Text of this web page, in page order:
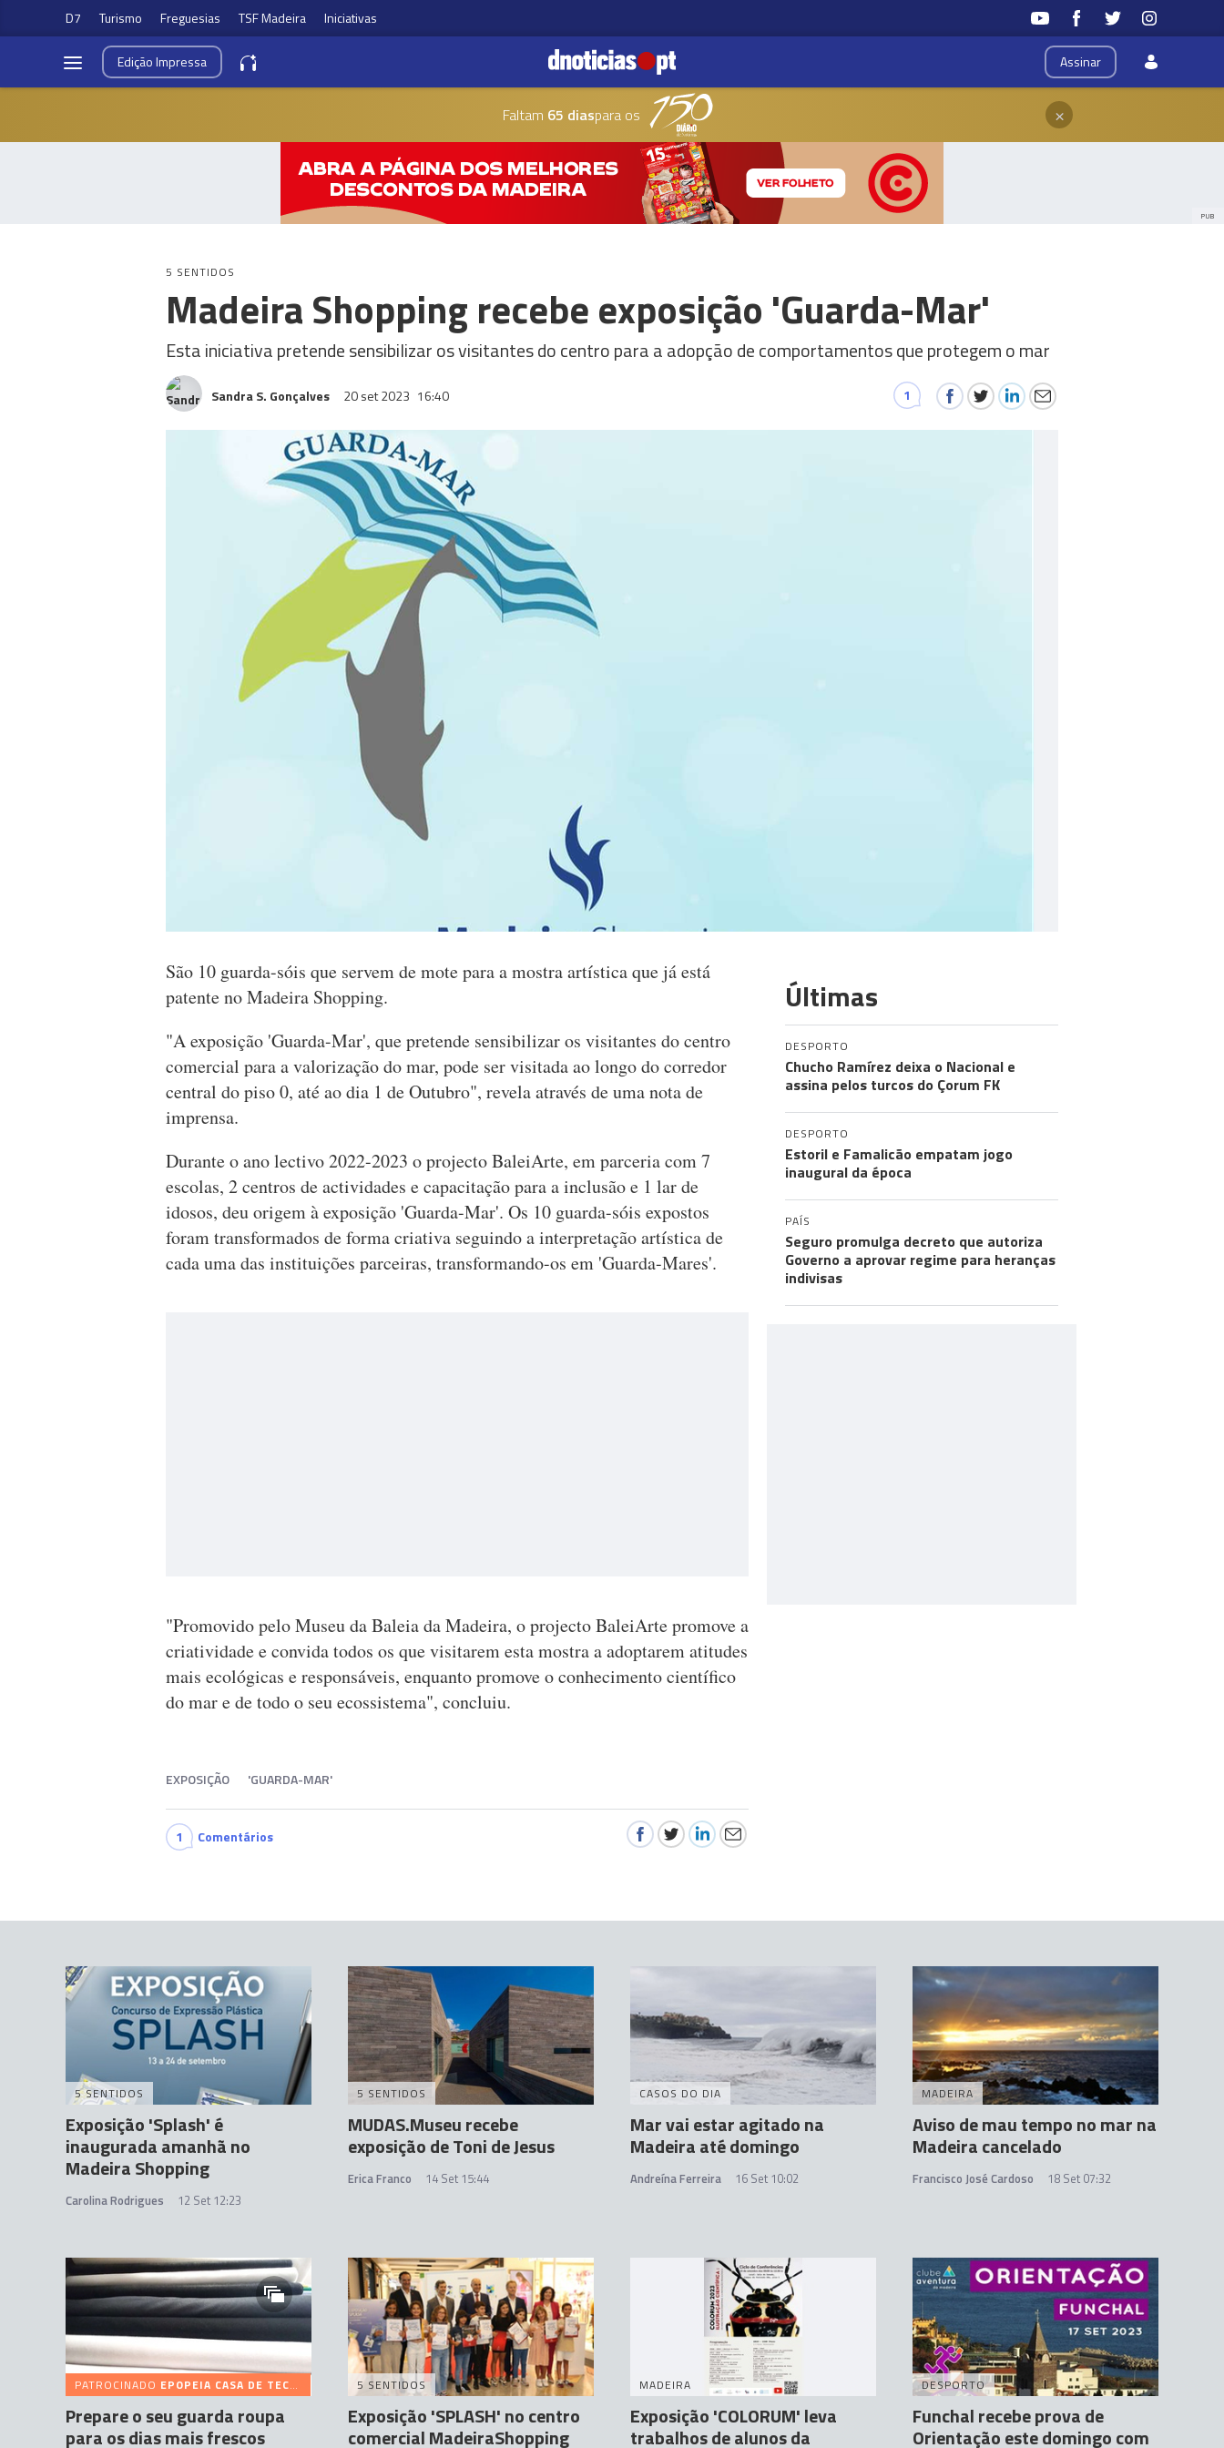
D7 Turismo Freguesias TSF Madeira Iniciativas
Assinar
EdiçãoImpressa
Faltam 65 diaspara os ×
PUB
5 SENTIDOS
Madeira Shopping recebe exposição 'Guarda-Mar'
Esta iniciativa pretende sensibilizar os visitantes do centro para a adopção de comportamentos que protegem o mar
Sandra S. Gonçalves 20 set 2023 16:40 1
São 10 guarda-sóis que servem de mote para a mostra artística que já está
patente no Madeira Shopping.
"A exposição 'Guarda-Mar', que pretende sensibilizar os visitantes do centro
comercial para a valorização do mar, pode ser visitada ao longo do corredor
central do piso 0, até ao dia 1 de Outubro", revela através de uma nota de
imprensa.
Durante o ano lectivo 2022-2023 o projecto BaleiArte, em parceria com 7
escolas, 2 centros de actividades e capacitação para a inclusão e 1 lar de
idosos, deu origem à exposição 'Guarda-Mar'. Os 10 guarda-sóis expostos
foram transformados de forma criativa seguindo a interpretação artística de
cada uma das instituições parceiras, transformando-os em 'Guarda-Mares'.
"Promovido pelo Museu da Baleia da Madeira, o projecto BaleiArte promove a
criatividade e convida todos os que visitarem esta mostra a adoptarem atitudes
mais ecológicas e responsáveis, enquanto promove o conhecimento científico
do mar e de todo o seu ecossistema", concluiu.
EXPOSIÇÃO 'GUARDA-MAR'
1 Comentários
Últimas
DESPORTO
Chucho Ramírez deixa o Nacional e
assina pelos turcos do Çorum FK
DESPORTO
Estoril e Famalicão empatam jogo
inaugural da época
PAÍS
Seguro promulga decreto que autoriza
Governo a aprovar regime para heranças
indivisas
5 SENTIDOS
Exposição 'Splash' é
inaugurada amanhã no
Madeira Shopping
Carolina Rodrigues 12 Set 12:23
5 SENTIDOS
MUDAS.Museu recebe
exposição de Toni de Jesus
Erica Franco 14 Set 15:44
CASOS DO DIA
Mar vai estar agitado na
Madeira até domingo
Andreína Ferreira 16 Set 10:02
MADEIRA
Aviso de mau tempo no mar na
Madeira cancelado
Francisco José Cardoso 18 Set 07:32
PATROCINADO EPOPEIA CASA DE TECIDOS
Prepare o seu guarda roupa
para os dias mais frescos
5 SENTIDOS
Exposição 'SPLASH' no centro
comercial MadeiraShopping
MADEIRA
Exposição 'COLORUM' leva
trabalhos de alunos da
DESPORTO
Funchal recebe prova de
Orientação este domingo com